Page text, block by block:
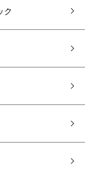
ク